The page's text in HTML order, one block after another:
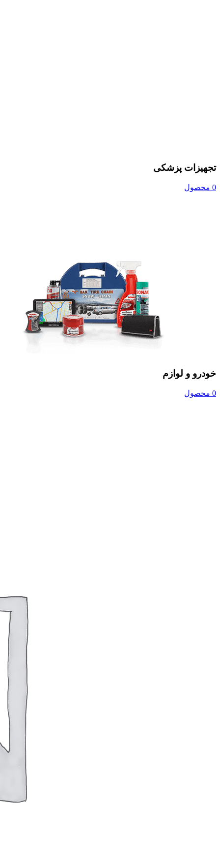
تجهیزات پزشکی
0 محصول
خودرو و لوازم
0 محصول